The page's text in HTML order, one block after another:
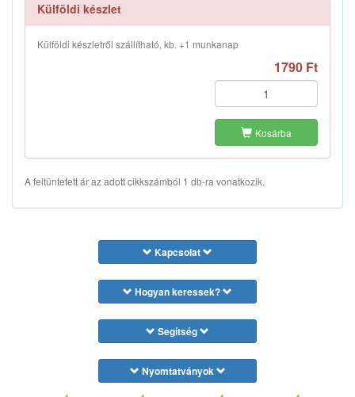
Külföldi készlet
Külföldi készletről szállítható, kb. +1 munkanap
1790 Ft
Kosárba
A feltüntetett ár az adott cikkszámból 1 db-ra vonatkozik.
Kapcsolat
Hogyan keressek?
Segítség
Nyomtatványok